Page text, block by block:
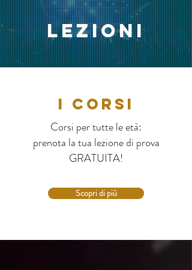
LEZIONI
I CORSI
Corsi per tutte le età:
prenota la tua lezione di prova
GRATUITA!
Scopri di più